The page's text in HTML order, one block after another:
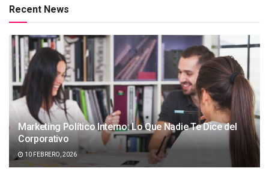
Recent News
Marketing Político Interno: Lo Que Nadie Te Dice del
Corporativo
10 FEBRERO, 2026